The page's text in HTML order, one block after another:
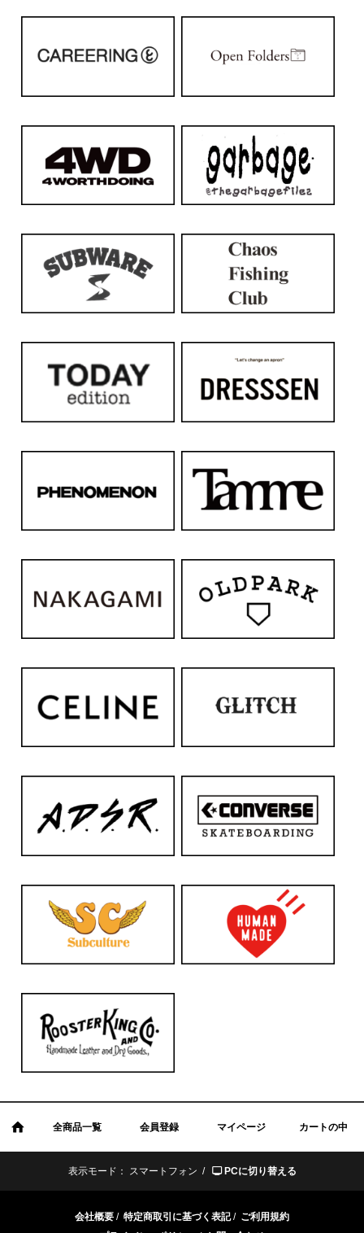
全商品一覧 会員登録 マイページ カートの中
表示モード： スマートフォン / PCに切り替える
会社概要 / 特定商取引に基づく表記/ ご利用規約